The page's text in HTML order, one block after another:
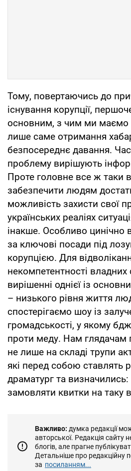
Тому, повертаючись до
існування корупції,
основним, з чим ми маємо
лише саме отримання
безпосереднє давання.
проблему вирішують
Проте головне все ж таки
забезпечити людям
можливість захисти свої
українських реаліях
інакше. Особливо цинічно
за ключові посади під
корупцією. Для
некомпетентності владних
вирішенні однієї із
– низького рівня життя
спостерігаємо шоу із
громадськості, у якому
проти меду. Нам глядачам
не лише на складі трупи
які перед собою ставлять
драматург та визначились:
замовляти квитки на таку
Важливо: думка редакції
авторської. Редакція сайту
блогів, але прагне
Детальніше про редакційну
за посиланням...